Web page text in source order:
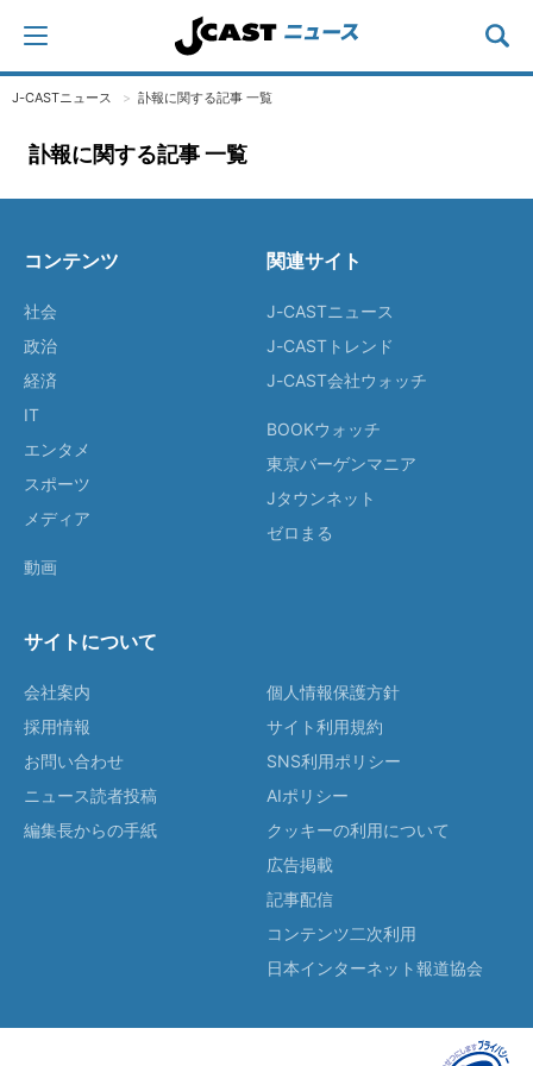
J-CASTニュース 訃報に関する記事 一覧
訃報に関する記事 一覧
コンテンツ
社会
政治
経済
IT
エンタメ
スポーツ
メディア
動画
関連サイト
J-CASTニュース
J-CASTトレンド
J-CAST会社ウォッチ
BOOKウォッチ
東京バーゲンマニア
Jタウンネット
ゼロまる
サイトについて
会社案内
採用情報
お問い合わせ
ニュース読者投稿
編集長からの手紙
個人情報保護方針
サイト利用規約
SNS利用ポリシー
AIポリシー
クッキーの利用について
広告掲載
記事配信
コンテンツ二次利用
日本インターネット報道協会